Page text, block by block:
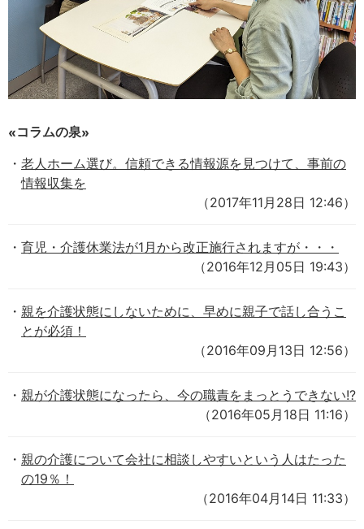
コラムの泉
老人ホーム選び。信頼できる情報源を見つけて、事前の
情報収集を
（2017年11月28日 12:46）
育児・介護休業法が1月から改正施行されますが・・・
（2016年12月05日 19:43）
親を介護状態にしないために、早めに親子で話し合うこ
とが必須！
（2016年09月13日 12:56）
親が介護状態になったら、今の職責をまっとうできない!?
（2016年05月18日 11:16）
親の介護について会社に相談しやすいという人はたった
の19％！
（2016年04月14日 11:33）